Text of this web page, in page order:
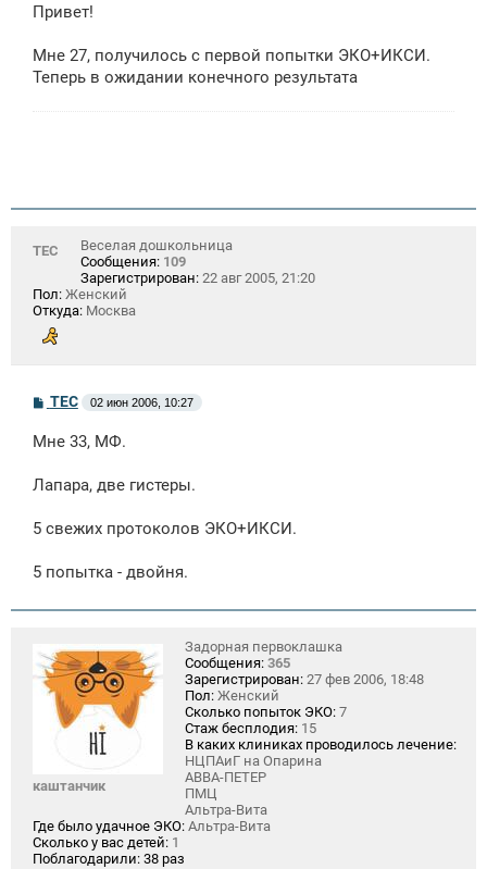
б
е
н
и
Привет!
Мне 27, получилось с первой попытки ЭКО+ИКСИ.
Теперь в ожидании конечного результата
ТЕС
Веселая дошкольница
Сообщения: 109
Зарегистрирован: 22 авг 2005, 21:20
Пол: Женский
Откуда: Москва
С
б
н
ТЕС 02 июн 2006, 10:27
Мне 33, МФ.
Лапара, две гистеры.
5 свежих протоколов ЭКО+ИКСИ.
5 попытка - двойня.
каштанчик
Задорная первоклашка
Сообщения: 365
Зарегистрирован: 27 фев 2006, 18:48
Пол: Женский
Сколько попыток ЭКО: 7
Стаж бесплодия: 15
В каких клиниках проводилось лечение:
НЦПАиГ на Опарина
АВВА-ПЕТЕР
ПМЦ
Альтра-Вита
Где было удачное ЭКО: Альтра-Вита
Сколько у вас детей: 1
Поблагодарили: 38 раз